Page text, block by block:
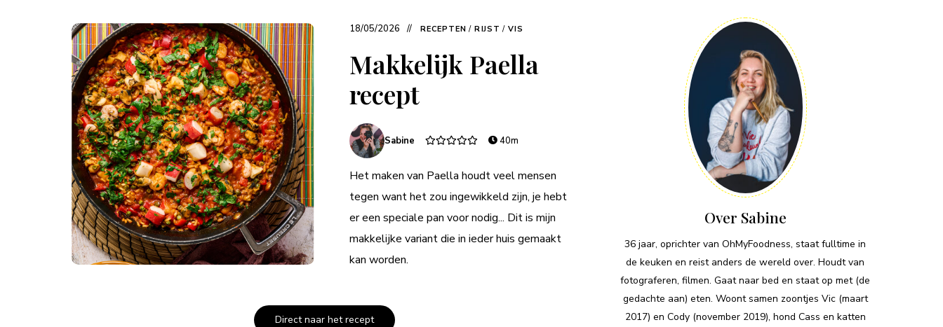
18/05/2026 RECEPTEN / RIJST / VIS
Makkelijk Paella
recept
Sabine 40m
Het maken van Paella houdt veel mensen
tegen want het zou ingewikkeld zijn, je hebt
er een speciale pan voor nodig... Dit is mijn
makkelijke variant die in ieder huis gemaakt
kan worden.
Direct naar het recept
Over Sabine
36 jaar, oprichter van OhMyFoodness, staat fulltime in
de keuken en reist anders de wereld over. Houdt van
fotograferen, filmen. Gaat naar bed en staat op met (de
gedachte aan) eten. Woont samen zoontjes Vic (maart
2017) en Cody (november 2019), hond Cass en katten